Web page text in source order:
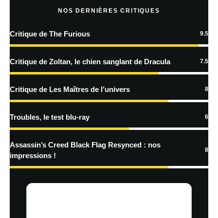
En savoir
traitées
NOS DERNIÈRES CRITIQUES
Critique de The Furious 9.5
Critique de Zoltan, le chien sanglant de Dracula 7.5
Critique de Les Maîtres de l’univers 8
Troubles, le test blu-ray 6
Assassin’s Creed Black Flag Resynced : nos
impressions !
8